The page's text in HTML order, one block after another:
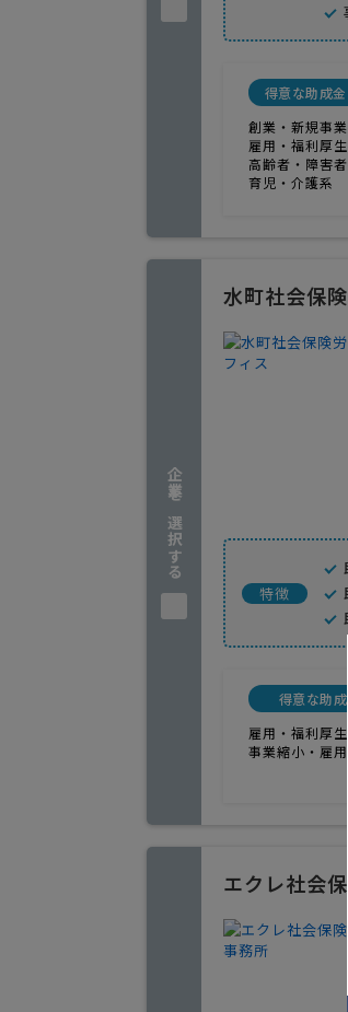
得意な助成金
創業・新規事
雇用・福利厚
高齢者・障害
育児・介護系
企業を選択する
水町社会保
特徴
得意な助成
雇用・福利厚生
事業縮小・雇用
エクレ社会